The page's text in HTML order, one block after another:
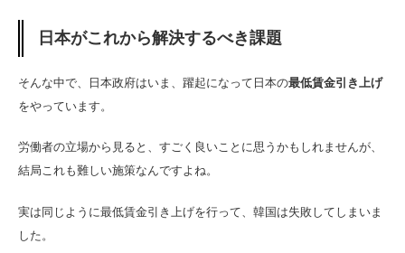
日本がこれから解決するべき課題
そんな中で、日本政府はいま、躍起になって日本の最低賃金引き上げ
をやっています。
労働者の立場から見ると、すごく良いことに思うかもしれませんが、
結局これも難しい施策なんですよね。
実は同じように最低賃金引き上げを行って、韓国は失敗してしまいま
した。